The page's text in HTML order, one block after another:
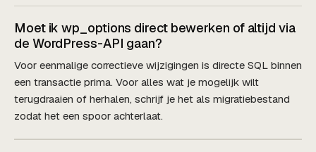
Moet ik wp_options direct bewerken of altijd via
de WordPress-API gaan?
Voor eenmalige correctieve wijzigingen is directe SQL binnen
een transactie prima. Voor alles wat je mogelijk wilt
terugdraaien of herhalen, schrijf je het als migratiebestand
zodat het een spoor achterlaat.